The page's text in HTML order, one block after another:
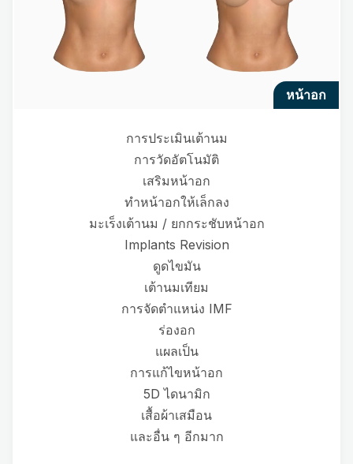
หน้าอก
การประเมินเต้านม
การวัดอัตโนมัติ
เสริมหน้าอก
ทำหน้าอกให้เล็กลง
มะเร็งเต้านม / ยกกระชับหน้าอก
Implants Revision
ดูดไขมัน
เต้านมเทียม
การจัดตำแหน่ง IMF
ร่องอก
แผลเป็น
การแก้ไขหน้าอก
5D ไดนามิก
เสื้อผ้าเสมือน
และอื่น ๆ อีกมาก